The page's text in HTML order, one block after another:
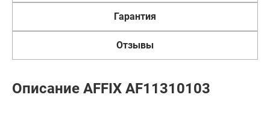
Гарантия
Отзывы
Описание AFFIX AF11310103